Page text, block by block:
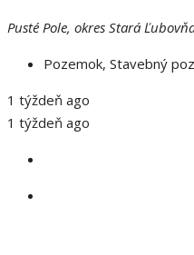
Pusté Pole, okres Stará
Pozemok, Stavebný
1 týždeň ago
1 týždeň ago